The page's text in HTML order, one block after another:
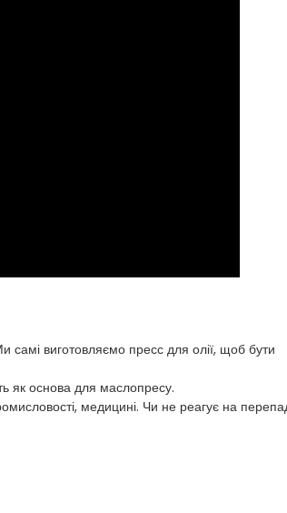
самі виготовляємо пресс для олії, щоб бути
як основа для маслопресу.
медицині. Чи не реагує на